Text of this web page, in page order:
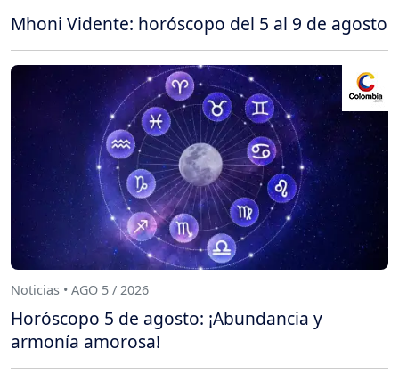
Mhoni Vidente: horóscopo del 5 al 9 de agosto
Noticias • AGO 5 / 2026
Horóscopo 5 de agosto: ¡Abundancia y
armonía amorosa!